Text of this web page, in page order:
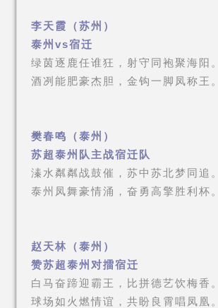
李天霞（苏州）
泰州vs宿迁
绿茵逐鹿任谁狂，射守同袍聚海阳。
酒冽能肥豪杰胆，金钩一脚凤称王。
樊春鸣（泰州）
苏超泰州队主战宿迁队
溱水粼粼战鼓催，苏中苏北梦同追。
泰州凤舞豪情涌，奋勇高擎胜利杯。
赵天林（泰州）
赞苏超泰州对擂宿迁
白马奋蹄迎霸王，比拼德艺饮梅香。
球场如火燃情谊，共盼良霄唱凤凰。